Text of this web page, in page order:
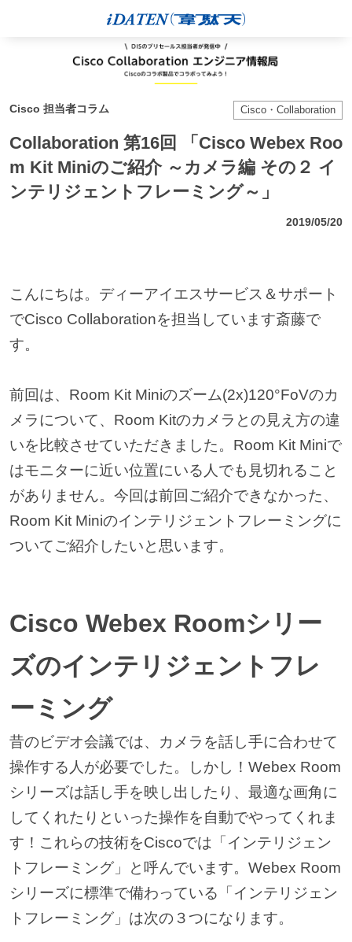
Cisco 担当者コラム Cisco・Collaboration
Collaboration 第16回 「Cisco Webex Roo
m Kit Miniのご紹介 ～カメラ編 その２ イ
ンテリジェントフレーミング～」
2019/05/20
こんにちは。ディーアイエスサービス＆サポート
でCisco Collaborationを担当しています斎藤で
す。
前回は、Room Kit Miniのズーム(2x)120°FoVのカ
メラについて、Room Kitのカメラとの見え方の違
いを比較させていただきました。Room Kit Miniで
はモニターに近い位置にいる人でも見切れること
がありません。今回は前回ご紹介できなかった、
Room Kit Miniのインテリジェントフレーミングに
ついてご紹介したいと思います。
Cisco Webex Roomシリー
ズのインテリジェントフレ
ーミング
昔のビデオ会議では、カメラを話し手に合わせて
操作する人が必要でした。しかし！Webex Room
シリーズは話し手を映し出したり、最適な画角に
してくれたりといった操作を自動でやってくれま
す！これらの技術をCiscoでは「インテリジェン
トフレーミング」と呼んでいます。Webex Room
シリーズに標準で備わっている「インテリジェン
トフレーミング」は次の３つになります。